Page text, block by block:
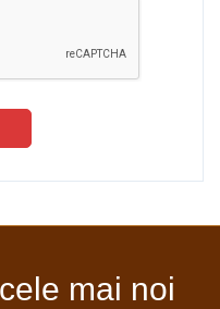
mai noi